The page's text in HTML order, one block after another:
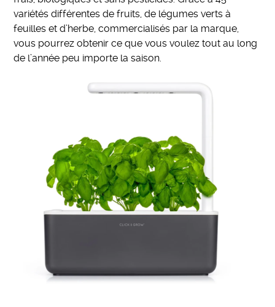
variétés différentes de fruits, de légumes verts à
feuilles et d’herbe, commercialisés par la marque,
vous pourrez obtenir ce que vous voulez tout au long
de l’année peu importe la saison.